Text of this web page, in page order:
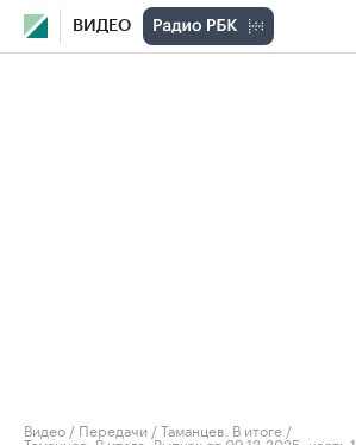
ВИДЕО
Видео / Передачи /Таманцев. В итоге /